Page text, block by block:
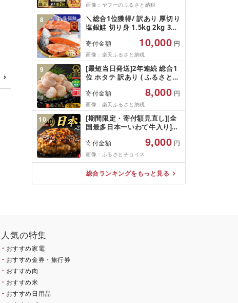
画像：ヤフーのふるさと納税
8
＼総合1位獲得/ 訳あり 厚切り
塩銀鮭 切り身 1.5kg 2kg 3kg
さけ しゃけ サーモン 魚 魚介
類 魚介 魚貝 水産 海鮮 海産物
冷凍 厚切 肉 厚 塩鮭 銀鮭 ふ
るさと 送料無料 切身 規格外
千葉県 銚子市 銚子東洋
寄付金額 10,000 円
画像：楽天ふるさと納税
9
[最短当日発送]2年連続 総合1
位 ホタテ 訳あり ( ふるさと納
り 帆立 ふるさと わけあり ホ
タテ貝柱 貝 人気 不揃い 刺身
規格外 魚介 ランキング 海鮮
冷凍 発送時期が選べる 北海道
別海町 )(クラウドファンディ
ング対象)
寄付金額 8,000 円
画像：楽天ふるさと納税
10
[期間限定・寄付額見直し][全
国最多日本一いわて牛入り]ハ
いわて牛 × 岩中豚 ハンバーグ
合挽き 合い挽き 黒毛和牛 人
気 冷凍 個包装 小分け 冷凍 牛
肉 豚肉 和牛 ビーフ ポーク は
んばーぐ 挽肉 お肉 ミンチ 肉
寄付金額 9,000 円
画像：ふるさとチョイス
総合ランキングをもっと見る
人気の特集
おすすめ家電
おすすめ金券・旅行券
おすすめ肉
おすすめ米
おすすめ日用品